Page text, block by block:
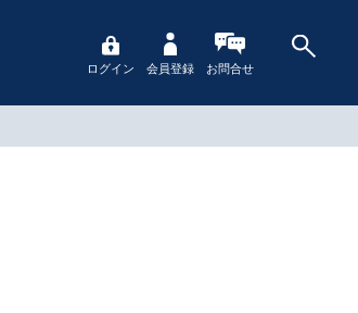
ログイン 会員登録 お問合せ